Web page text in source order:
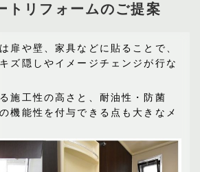
トリフォームのご提案
扉や壁、家具などに貼ることで、
ズ隠しやイメージチェンジが行な
施工性の高さと、耐油性・防菌
機能性を付与できる点も大きなメ